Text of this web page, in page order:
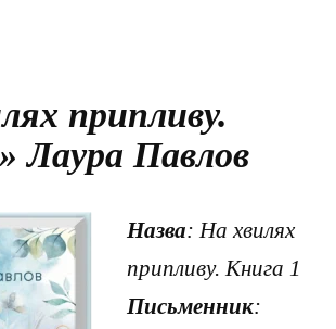
припливу.
Лаура Павлов
Назва: На хвилях
припливу. Книга 1
Письменник: